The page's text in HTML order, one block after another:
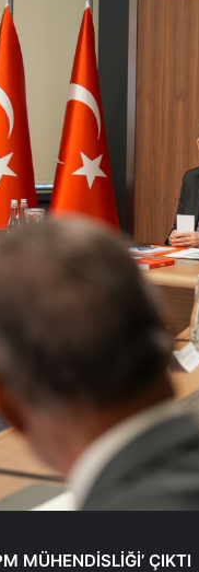
MÜHENDİSLİĞİ’ ÇIKTI